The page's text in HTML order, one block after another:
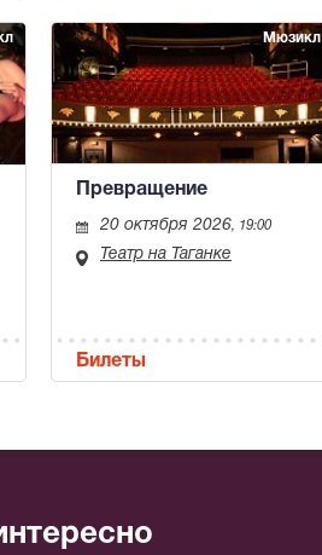
Мюзикл
Превращение
20 октября 2026, 19:00
Театр на Таганке
Билеты